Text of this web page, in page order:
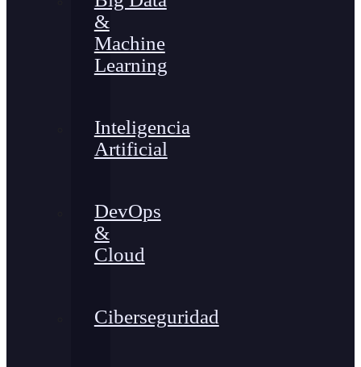
&
Machine
Learning
Inteligencia
Artificial
DevOps
&
Cloud
Ciberseguridad